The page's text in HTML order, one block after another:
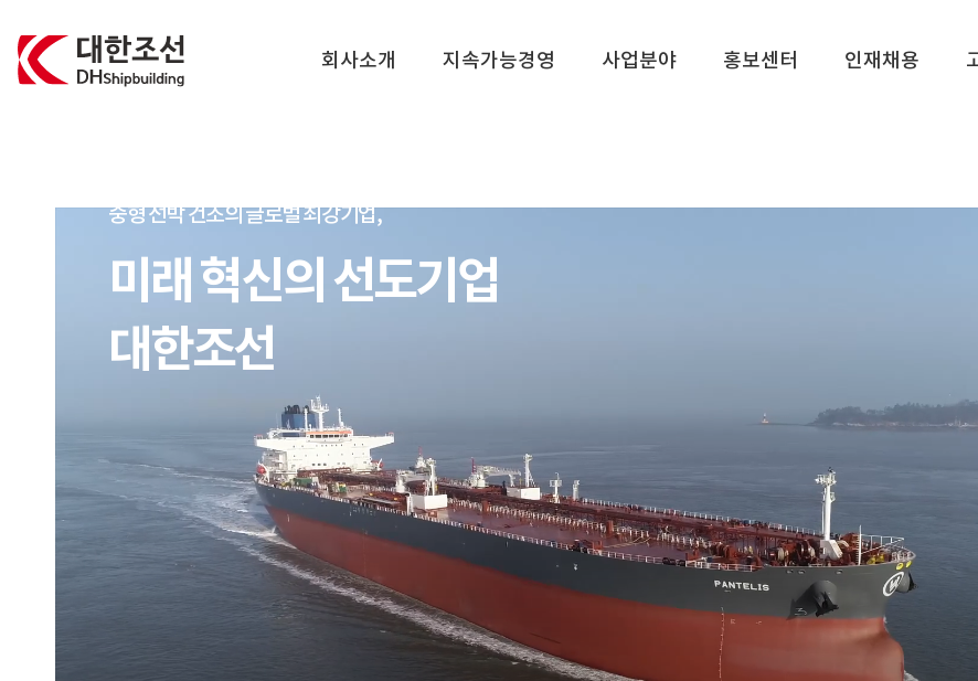
대한조선주식회사
회사소개 지속가능경영 사업분야 홍보센터 인재채용
중형 선박 건조의 글로벌 최강기업,
미래 혁신의 선도기업
대한조선